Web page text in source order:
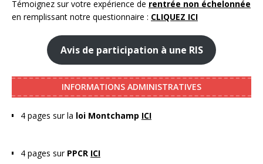
Témoignez sur votre expérience de rentrée non échelonnée
en remplissant notre questionnaire : CLIQUEZ ICI
Avis de participation à une RIS
INFORMATIONS ADMINISTRATIVES
4 pages sur la loi Montchamp ICI
4 pages sur PPCR ICI